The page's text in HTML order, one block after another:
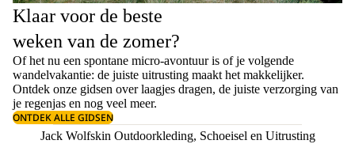
Klaar voor de beste
weken van de zomer?
Of het nu een spontane micro-avontuur is of je volgende
wandelvakantie: de juiste uitrusting maakt het makkelijker.
Ontdek onze gidsen overlaagjes dragen, de juiste verzorging van
je regenjas en nog veel meer.
ONTDEK ALLE GIDSEN
Jack Wolfskin Outdoorkleding, Schoeisel en Uitrusting